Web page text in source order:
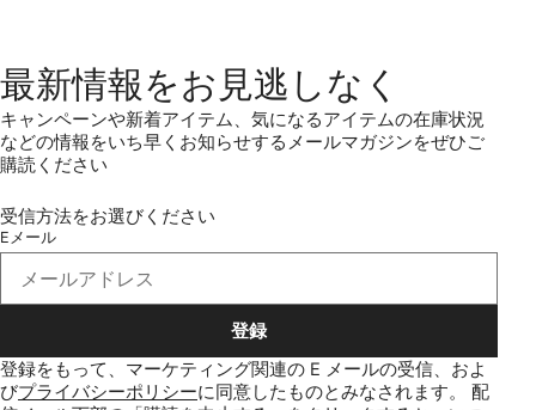
最新情報をお見逃しなく
キャンペーンや新着アイテム、気になるアイテムの在庫状況
などの情報をいち早くお知らせするメールマガジンをぜひご
購読ください
受信方法をお選びください
Eメール
登録
登録をもって、マーケティング関連の E メールの受信、およ
びプライバシーポリシーに同意したものとみなされます。 配